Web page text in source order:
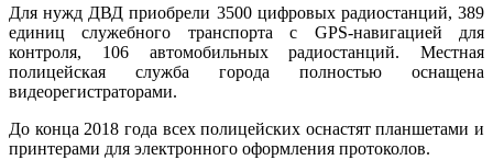
Для нужд ДВД приобрели 3500 цифровых радиостанций, 389
единиц служебного транспорта с GPS-навигацией для
контроля, 106 автомобильных радиостанций. Местная
полицейская служба города полностью оснащена
видеорегистраторами.
До конца 2018 года всех полицейских оснастят планшетами и
принтерами для электронного оформления протоколов.